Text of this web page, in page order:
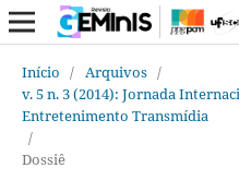
Início / Arquivos /
v. 5 n. 3 (2014): Jornada
Entretenimento Transmídia
/
Dossiê